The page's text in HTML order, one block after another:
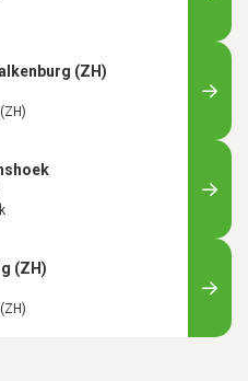
(ZH)
(ZH)